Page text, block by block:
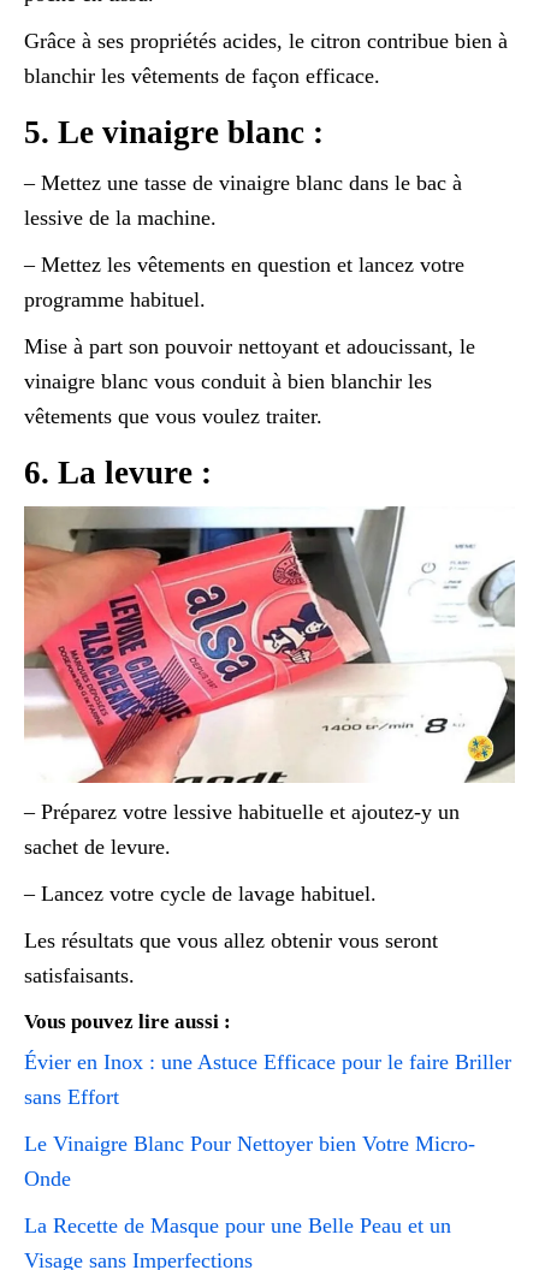
Grâce à ses propriétés acides, le citron contribue bien à
blanchir les vêtements de façon efficace.
5. Le vinaigre blanc :
– Mettez une tasse de vinaigre blanc dans le bac à
lessive de la machine.
– Mettez les vêtements en question et lancez votre
programme habituel.
Mise à part son pouvoir nettoyant et adoucissant, le
vinaigre blanc vous conduit à bien blanchir les
vêtements que vous voulez traiter.
6. La levure :
– Préparez votre lessive habituelle et ajoutez-y un
sachet de levure.
– Lancez votre cycle de lavage habituel.
Les résultats que vous allez obtenir vous seront
satisfaisants.
Vous pouvez lire aussi :
Évier en Inox : une Astuce Efficace pour le faire Briller
sans Effort
Le Vinaigre Blanc Pour Nettoyer bien Votre Micro-
Onde
La Recette de Masque pour une Belle Peau et un
Visage sans Imperfections